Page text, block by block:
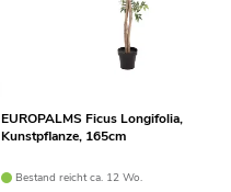
EUROPALMS Ficus Longifolia,
Kunstpflanze, 165cm
Bestand reicht ca. 12 Wo.